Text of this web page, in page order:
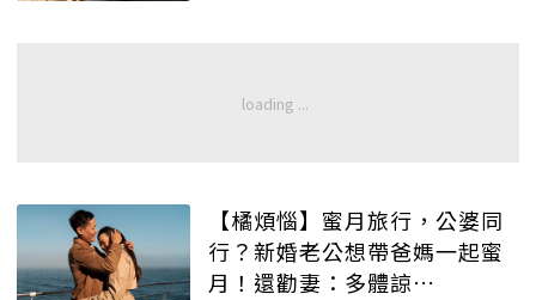
【橘煩惱】蜜月旅行，公婆同
行？新婚老公想帶爸媽一起蜜
月！還勸妻：多體諒…